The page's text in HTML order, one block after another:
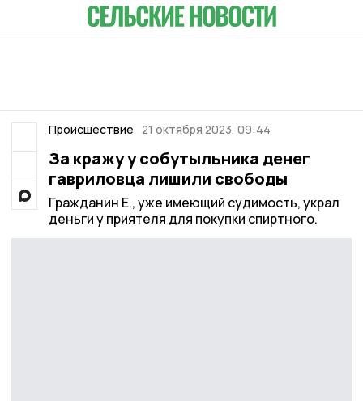
Происшествие 21 октября 2023, 09:44
За кражу у собутыльника денег
гавриловца лишили свободы
Гражданин Е., уже имеющий судимость, украл
деньги у приятеля для покупки спиртного.